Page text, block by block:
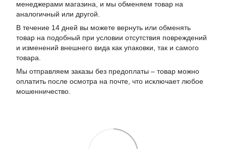
менеджерами магазина, и мы обменяем товар на
аналогичный или другой.
В течение 14 дней вы можете вернуть или обменять
товар на подобный при условии отсутствия повреждений
и изменений внешнего вида как упаковки, так и самого
товара.
Мы отправляем заказы без предоплаты – товар можно
оплатить после осмотра на почте, что исключает любое
мошенничество.